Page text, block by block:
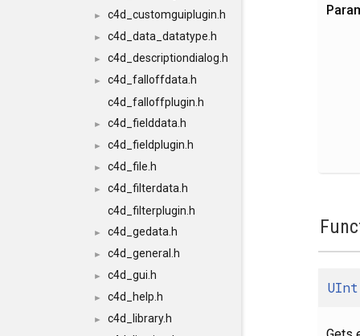
► c4d_customguiplugin.h
► c4d_data_datatype.h
► c4d_descriptiondialog.h
►
c4d_falloffdata.h
c4d_falloffplugin.h
► c4d_fielddata.h
► c4d_fieldplugin.h
► c4d_file.h
►
c4d_filterdata.h
c4d_filterplugin.h
► c4d_gedata.h
► c4d_general.h
► c4d_gui.h
► c4d_help.h
►
c4d_library.h
UInt